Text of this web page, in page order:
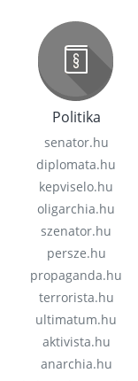
Politika
senator.hu
diplomata.hu
kepviselo.hu
oligarchia.hu
szenator.hu
persze.hu
propaganda.hu
terrorista.hu
ultimatum.hu
aktivista.hu
anarchia.hu